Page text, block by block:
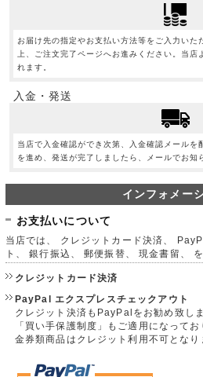
お届け先の指定やお支払い方法等をご入力いた
上、ご注文完了ページへお進みください。当店
れます。
入金・発送
当店で入金確認ができ次第、入金確認メールを
を進め、発送が完了しましたら、メールでお知
インフォメー
お支払いについて
当店では、 クレジットカード決済、
ト、 銀行振込、 郵便振替、 現金書留、
クレジットカード決済
PayPal エクスプレスチェックアウト
クレジット決済もPayPalをお勧め致しま
「買い手保護制度」もご適用になってお
金券類商品はクレジット利用不可となり